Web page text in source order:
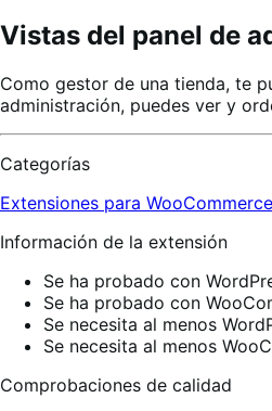
Vistas del panel de
Como gestor de una tienda, te
administración, puedes ver y
Categorías
Extensiones para WooCommerce
Información de la extensión
Se ha probado con
Se ha probado con
Se necesita al menos
Se necesita al menos
Comprobaciones de calidad